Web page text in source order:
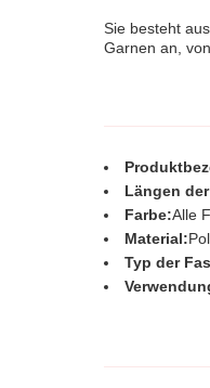
Sie besteht
Garnen an,
Längen
Farbe:Alle
Material:
Typ der